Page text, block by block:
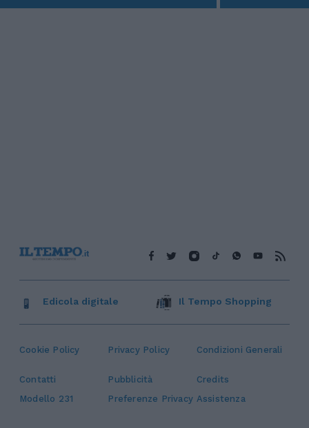
Cookie Policy Privacy Policy Condizioni Generali
Contatti Pubblicità
Credits
Modello 231
Preferenze Privacy Assistenza
Edicola digitale Il Tempo Shopping